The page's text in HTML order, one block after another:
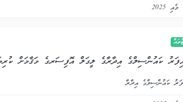
ކައުންސިލްގެ އިދާރާގެ ލީގަލް އޮފިސަރގެ މަޤާމަށް
ކައުންސިލްގެ އިދާރާ